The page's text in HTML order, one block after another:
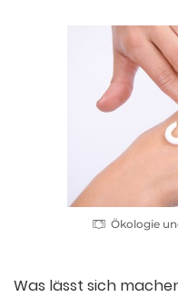
Ökologie
Was lässt sich